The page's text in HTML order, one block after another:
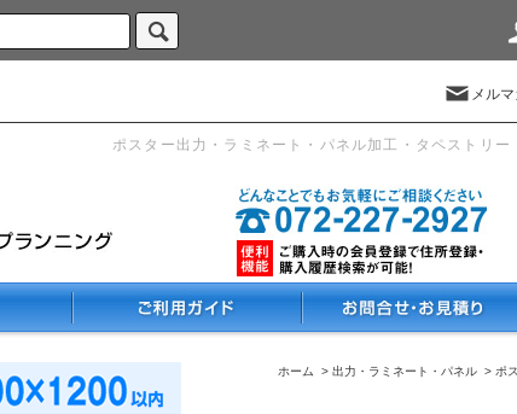
メル
ポスター出力・ラミネート・パネル加工・タペストリ
ホーム > 出力・ラミネート・パネル > ポ